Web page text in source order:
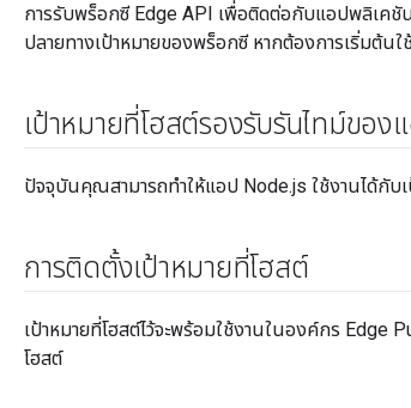
การรับพร็อกซี Edge API เพื่อติดต่อกับแอปพลิเคชั
ปลายทางเป้าหมายของพร็อกซี หากต้องการเริ่มต้นใ
เป้าหมายที่โฮสต์รองรับรันไทม์ของ
ปัจจุบันคุณสามารถทำให้แอป Node.js ใช้งานได้กับ
การติดตั้งเป้าหมายที่โฮสต์
เป้าหมายที่โฮสต์ไว้จะพร้อมใช้งานในองค์กร
โฮสต์